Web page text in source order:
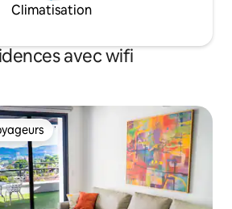
Climatisation
avec wifi
les plus appréciés